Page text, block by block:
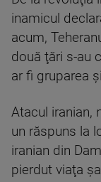
inamicul
acum,
două ţări s-au
ar fi gruparea
Atacul iranian,
un răspuns la
iranian din
pierdut viaţa